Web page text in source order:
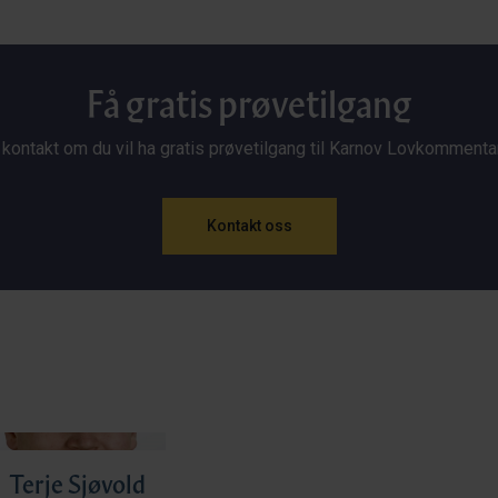
Få gratis prøvetilgang
kontakt om du vil ha gratis prøvetilgang til Karnov
Kontakt oss
Terje Sjøvold